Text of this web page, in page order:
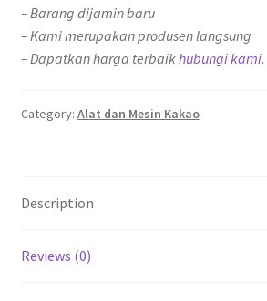
– Barang dijamin baru
– Kami merupakan produsen langsung
– Dapatkan harga terbaikhubungi kami.
Category: Alat dan Mesin Kakao
Description
Reviews (0)